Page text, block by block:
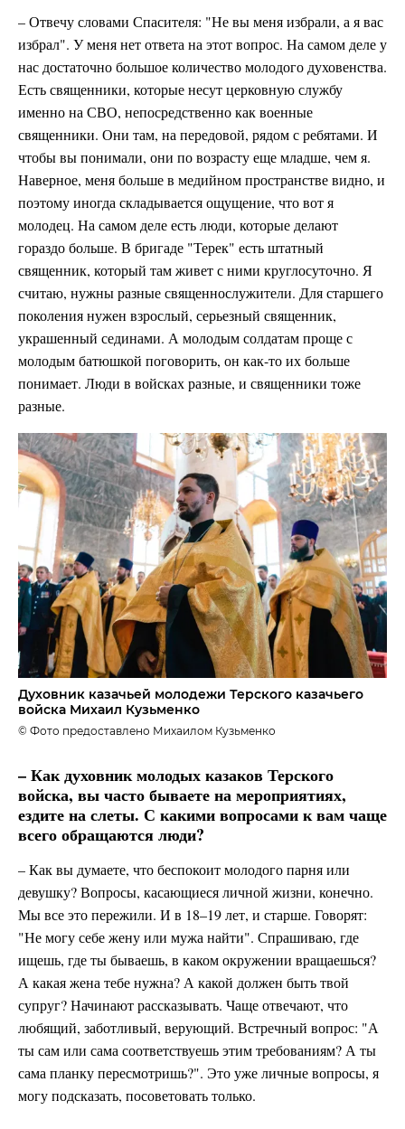
– Отвечу словами Спасителя: "Не вы меня избрали, а я вас
избрал". У меня нет ответа на этот вопрос. На самом деле у
нас достаточно большое количество молодого духовенства.
Есть священники, которые несут церковную службу
именно на СВО, непосредственно как военные
священники. Они там, на передовой, рядом с ребятами. И
чтобы вы понимали, они по возрасту еще младше, чем я.
Наверное, меня больше в медийном пространстве видно, и
поэтому иногда складывается ощущение, что вот я
молодец. На самом деле есть люди, которые делают
гораздо больше. В бригаде "Терек" есть штатный
священник, который там живет с ними круглосуточно. Я
считаю, нужны разные священнослужители. Для старшего
поколения нужен взрослый, серьезный священник,
украшенный сединами. А молодым солдатам проще с
молодым батюшкой поговорить, он как-то их больше
понимает. Люди в войсках разные, и священники тоже
разные.
Духовник казачьей молодежи Терского казачьего
войска Михаил Кузьменко
© Фото предоставлено Михаилом Кузьменко
– Как духовник молодых казаков Терского
войска, вы часто бываете на мероприятиях,
ездите на слеты. С какими вопросами к вам чаще
всего обращаются люди?
– Как вы думаете, что беспокоит молодого парня или
девушку? Вопросы, касающиеся личной жизни, конечно.
Мы все это пережили. И в 18–19 лет, и старше. Говорят:
"Не могу себе жену или мужа найти". Спрашиваю, где
ищешь, где ты бываешь, в каком окружении вращаешься?
А какая жена тебе нужна? А какой должен быть твой
супруг? Начинают рассказывать. Чаще отвечают, что
любящий, заботливый, верующий. Встречный вопрос: "А
ты сам или сама соответствуешь этим требованиям? А ты
сама планку пересмотришь?". Это уже личные вопросы, я
могу подсказать, посоветовать только.